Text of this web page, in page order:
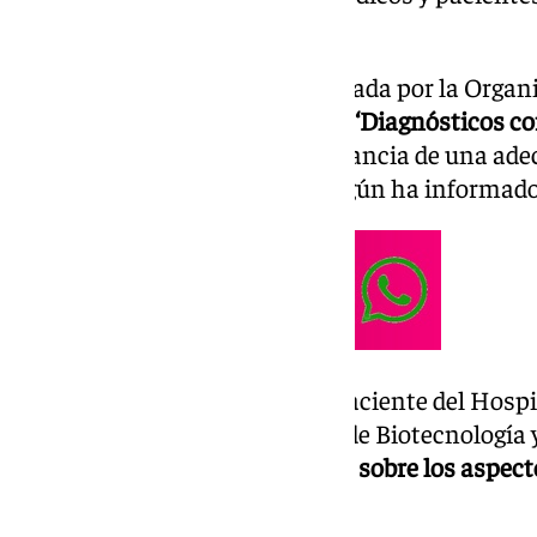
Esta iniciativa, que está impulsada por la
‘Diagnósticos
centra la atención en la importancia de una
de las pruebas diagnósticas, según ha
La Comisión de Seguridad del Paciente del
colaboración con las unidades de
material informativo sobre los